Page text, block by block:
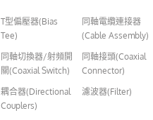
T型偏壓器(Bias
Tee)
同軸電纜連接器
(Cable Assembly)
同軸切換器/射頻開
關(Coaxial Switch)
同軸接頭(Coaxial
Connector)
耦合器(Directional
Couplers)
濾波器(Filter)